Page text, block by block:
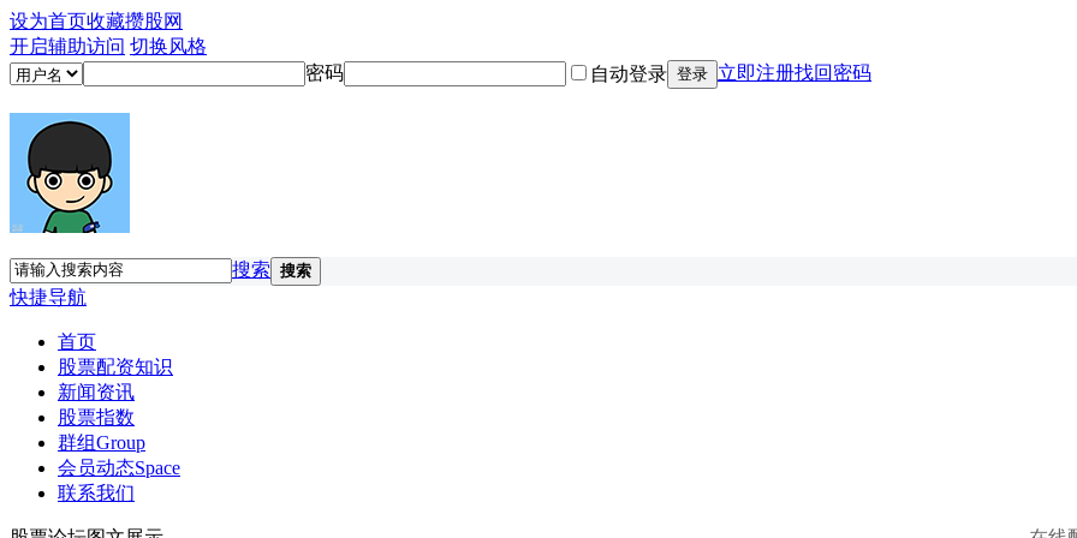
设为首页收藏攒股网
开启辅助访问 切换风格
密码
自动登录 登录 立即注册找回密码
搜索 搜索
快捷导航
首页
股票配资知识
新闻资讯
股票指数
群组Group
会员动态Space
联系我们